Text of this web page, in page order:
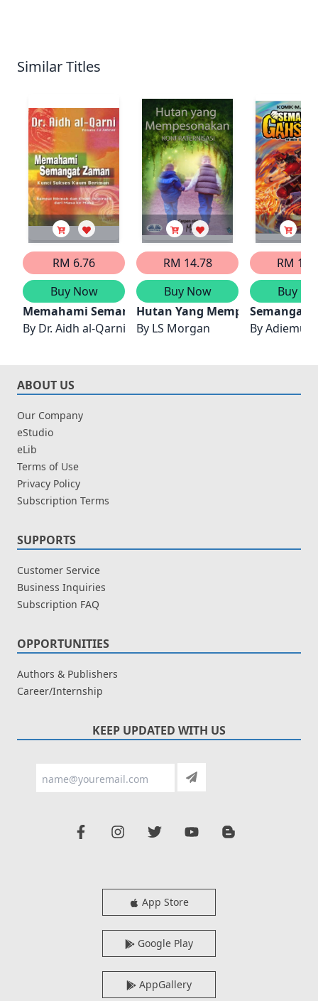
Similar Titles
RM 6.76
Buy Now
Memahami Semangat Zaman
By Dr. Aidh al-Qarni
RM 14.78
Buy Now
Hutan Yang Mempesonakan
By LS Morgan
RM
Buy
Semangat
By
ABOUT US
Our Company
eStudio
eLib
Terms of Use
Privacy Policy
Subscription Terms
SUPPORTS
Customer Service
Business Inquiries
Subscription FAQ
OPPORTUNITIES
Authors & Publishers
Career/Internship
KEEP UPDATED WITH US
App Store
Google Play
AppGallery